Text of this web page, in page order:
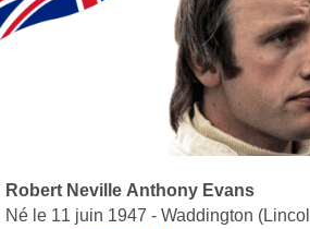
Robert Neville Anthony Evans
Né le 11 juin 1947 - Waddington